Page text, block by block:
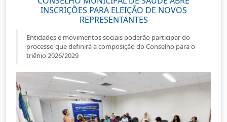
INSCRIÇÕES PARA ELEIÇÃO DE NOVOS
REPRESENTANTES
Entidades e movimentos sociais poderão participar do
processo que definirá a composição do Conselho para o
triênio 2026/2029